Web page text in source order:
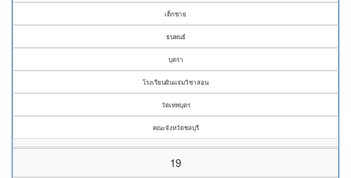
เด็กชาย
ธนพนธ์
บุตรา
โรงเรียนผินแจ่มวิชาสอน
วัดเทพบุตร
คณะจังหวัดชลบุรี
19